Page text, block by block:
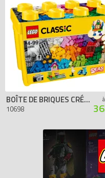
BOÎTE DE BRIQUES CRÉATIVES DELUXE LEGO
10698